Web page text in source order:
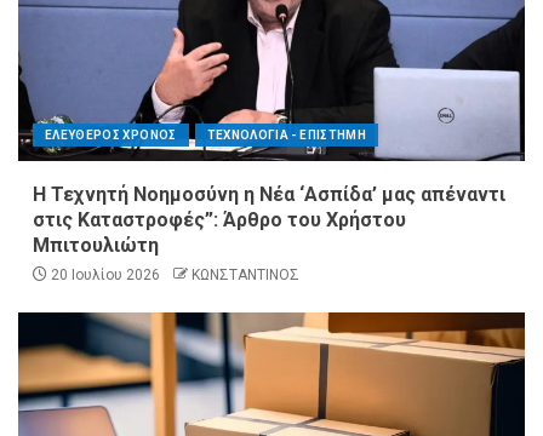
ΕΛΕΥΘΕΡΟΣ ΧΡΟΝΟΣ ΤΕΧΝΟΛΟΓΙΑ - ΕΠΙΣΤΗΜΗ
Η Τεχνητή Νοημοσύνη η Νέα ‘Ασπίδα’ μας απέναντι
στις Καταστροφές”: Άρθρο του Χρήστου
Μπιτουλιώτη
20 Ιουλίου 2026 ΚΩΝΣΤΑΝΤΙΝΟΣ